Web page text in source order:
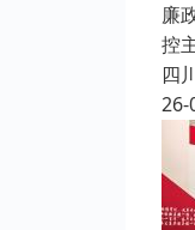
廉
控
四
26-